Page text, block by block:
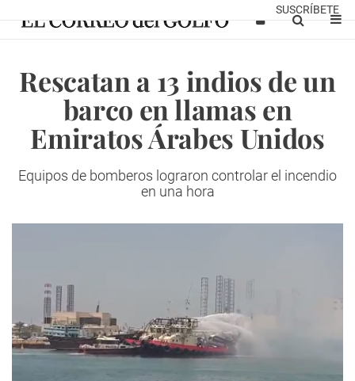
SUSCRÍBETE
Rescatan a 13 indios de un
barco en llamas en
Emiratos Árabes Unidos
Equipos de bomberos lograron controlar el incendio
en una hora